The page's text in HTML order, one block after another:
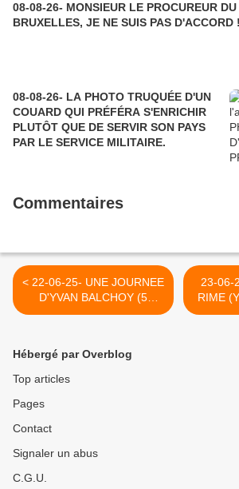
08-08-26- MONSIEUR LE PROCUREUR
08-08-26- LA PHOTO TRUQUÉE D'UN
COUARD QUI PRÉFÉRA S'ENRICHIR
PLUTÔT QUE DE SERVIR SON PAYS
PAR LE SERVICE MILITAIRE.
Commentaires
< 22-06-25- UNE JOURNEE
D'YVAN BALCHOY (5
OCTOBRE 2006)
23-06-
Hébergé par Overblog
Top articles
Pages
Contact
Signaler un abus
C.G.U.